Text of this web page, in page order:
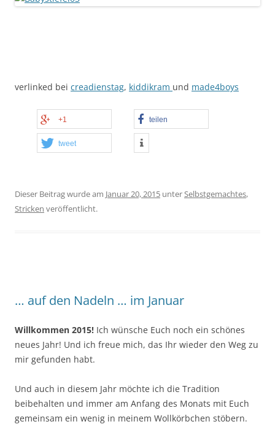
verlinked bei creadienstag, kiddikram und made4boys
+1 teilen
tweet
Dieser Beitrag wurde am Januar 20, 2015 unterSelbstgemachtes,
Stricken veröffentlicht.
… auf den Nadeln … im Januar
Willkommen 2015! Ich wünsche Euch noch ein schönes
neues Jahr! Und ich freue mich, das Ihr wieder den Weg zu
mir gefunden habt.
Und auch in diesem Jahr möchte ich die Tradition
beibehalten und immer am Anfang des Monats mit Euch
gemeinsam ein wenig in meinem Wollkörbchen stöbern.